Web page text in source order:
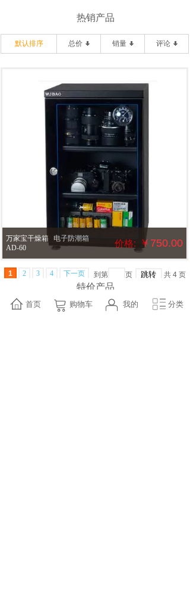
热销产品
默认排序 总价 销量 评论
万家宝干燥箱
电子防潮箱
AD-60
价格: ￥750.00
1 2 3 4 下一页 到第 页 共 4页
特价产品
默认排序 新品 热销 特价 总价
首页 购物车 我的 分类